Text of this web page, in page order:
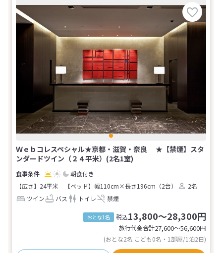
Ｗｅｂコレスペシャル★京都・滋賀・奈良 ★【禁煙】スタ
ンダードツイン（２４平米）(2名1室)
朝食付き
【広さ】24平米
【ベッド】幅110cm×長さ196cm（2台）
2名
ツイン
バス トイレ 禁煙
おとな1名 税込13,800～28,300円
旅行代金合計27,600〜56,600円
(おとな2名 こども0名・1部屋/1泊2日)